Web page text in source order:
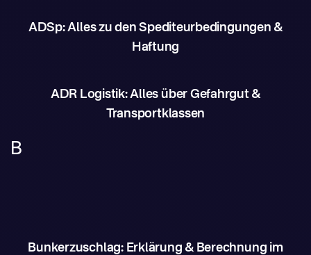
ADSp: Alles zu den Spediteurbedingungen &
Haftung
ADR Logistik: Alles über Gefahrgut &
Transportklassen
B
Bunkerzuschlag: Erklärung & Berechnung im